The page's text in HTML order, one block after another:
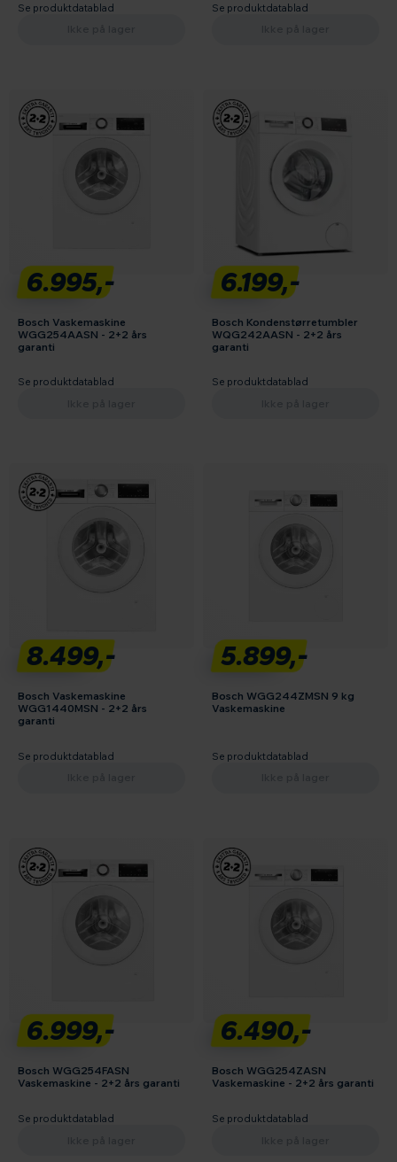
Se produktdatablad Se produktdatablad
6.995,-
Bosch Vaskemaskine
WGG254AASN - 2+2 års
garanti
Se produktdatablad
6.199,-
Bosch Kondenstørretumbler
WQG242AASN - 2+2 års
garanti
Se produktdatablad
8.499,-
Bosch Vaskemaskine
WGG1440MSN - 2+2 års
garanti
Se produktdatablad
5.899,-
Bosch WGG244ZMSN 9 kg
Vaskemaskine
Se produktdatablad
6.999,-
Bosch WGG254FASN
Vaskemaskine - 2+2 års garanti
Se produktdatablad
6.490,-
Bosch WGG254ZASN
Vaskemaskine - 2+2 års garanti
Se produktdatablad